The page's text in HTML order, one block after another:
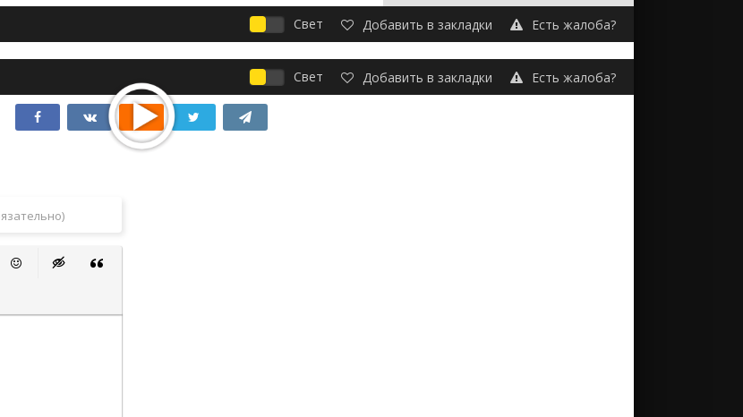
Свет Добавить в закладки Есть жалоба?
Свет Добавить в закладки Есть жалоба?